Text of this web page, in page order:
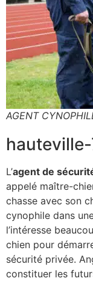
AGENT
L’agent de
appelé maître-
chasse avec son
cynophile dans
l’intéresse
chien pour
sécurité privée.
constituer les